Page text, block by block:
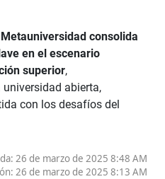
consolida
en el escenario
superior,
abierta,
con los desafíos del
26 de marzo de 2025 8:48 AM
26 de marzo de 2025 8:13 AM